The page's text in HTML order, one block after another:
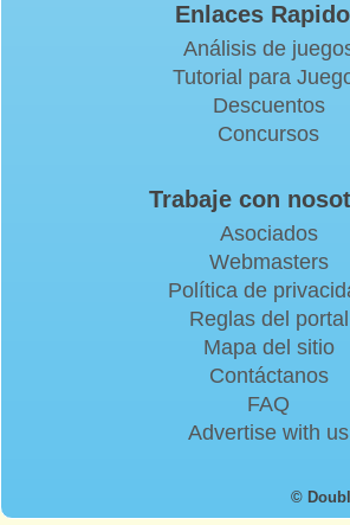
Enlaces
Análisis de
Tutorial para
Descuentos
Concursos
Trabaje con
Asociados
Webmasters
Política de
Reglas del portal
Mapa del sitio
Contáctanos
FAQ
Advertise with us
©